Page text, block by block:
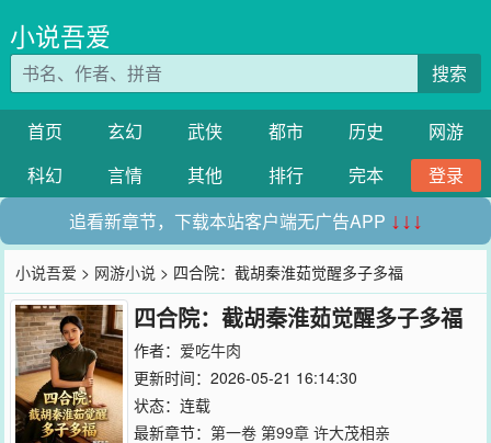
小说吾爱
搜索
首页 玄幻 武侠 都市 历史
网游
科幻
言情 其他 排行 完本
登录
追看新章节，下载本站客户端无广告APP ↓↓↓
小说吾爱 > 网游小说 > 四合院：截胡秦淮茹觉醒多子多福
四合院：截胡秦淮茹觉醒多子多福
作者： 爱吃牛肉
更新时间：2026-05-21 16:14:30
状态：连载
最新章节： 第一卷 第99章 许大茂相亲